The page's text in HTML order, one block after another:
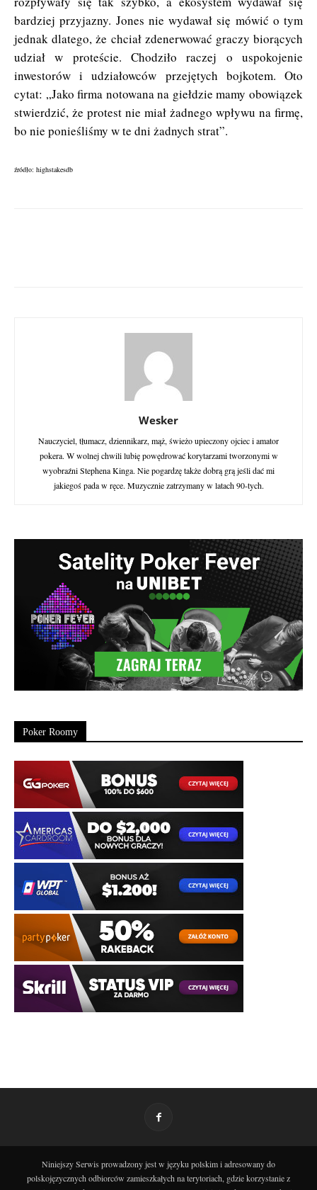
bardziej przyjazny. Jones nie wydawał się mówić o tym
jednak dlatego, że chciał zdenerwować graczy biorących
udział w proteście. Chodziło raczej o uspokojenie
inwestorów i udziałowców przejętych bojkotem. Oto
cytat: „Jako firma notowana na giełdzie mamy obowiązek
stwierdzić, że protest nie miał żadnego wpływu na firmę,
bo nie ponieśliśmy w te dni żadnych strat”.
źródło: highstakesdb
Wesker
Nauczyciel, tłumacz, dziennikarz, mąż, świeżo upieczony ojciec i amator
pokera. W wolnej chwili lubię powędrować korytarzami tworzonymi w
wyobraźni Stephena Kinga. Nie pogardzę także dobrą grą jeśli dać mi
jakiegoś pada w ręce. Muzycznie zatrzymany w latach 90-tych.
Poker Roomy
Niniejszy Serwis prowadzony jest w języku polskim i adresowany do
polskojęzycznych odbiorców zamieszkałych na terytoriach, gdzie korzystanie z